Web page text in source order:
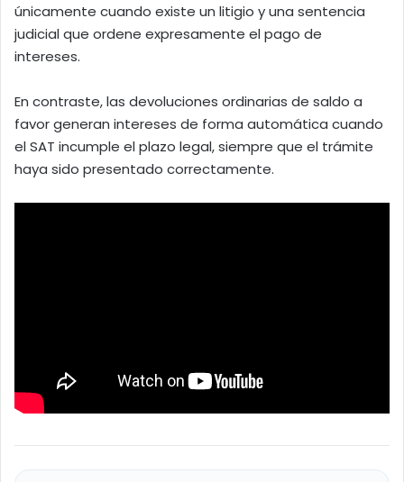
únicamente cuando existe un litigio y una sentencia
judicial que ordene expresamente el pago de
intereses.
En contraste, las devoluciones ordinarias de saldo a
favor generan intereses de forma automática cuando
el SAT incumple el plazo legal, siempre que el trámite
haya sido presentado correctamente.